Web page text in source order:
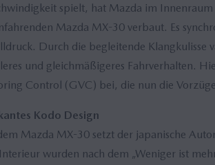
spielt, hat Mazda im Innenraum
Mazda MX-30 verbaut. Es
Durch die begleitende Klangkulisse
und gleichmäßigeres Fahrverhalten.
Control (GVC) bei, die nun die
Kodo Design
Mazda MX-30 setzt der japanische
wurden nach dem „Weniger ist